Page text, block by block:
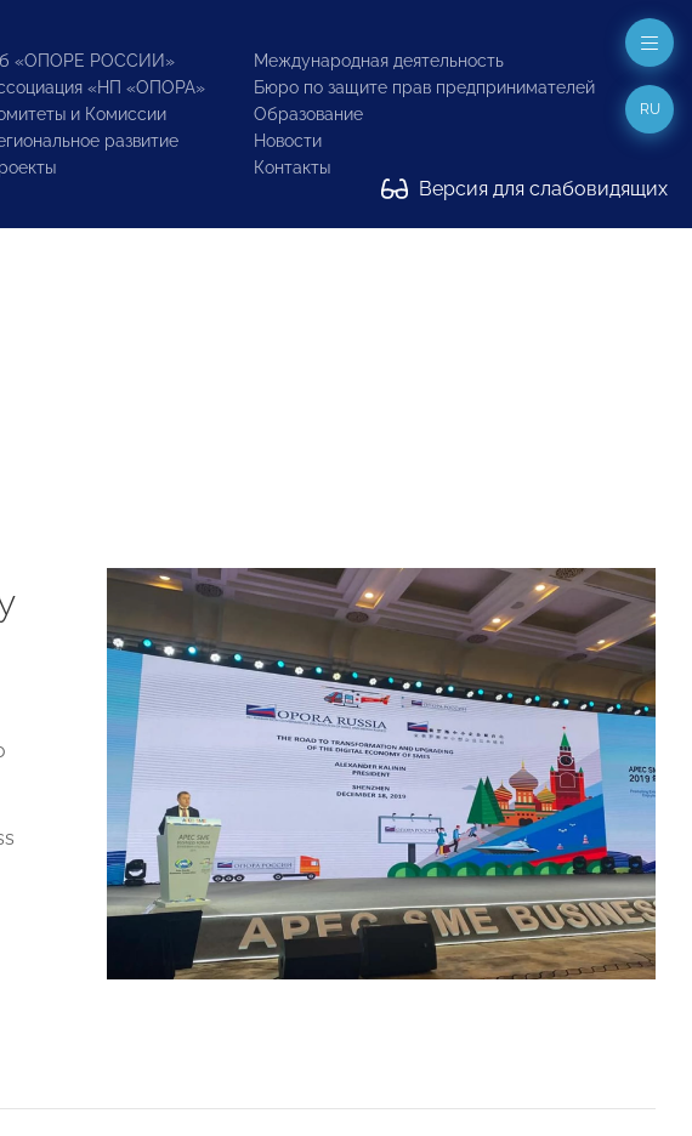
«ОПОРЕ РОССИИ»
«НП «ОПОРА»
и Комиссии
развитие
Международная деятельность
Бюро по защите прав предпринимателей
Образование
Новости
Контакты
Версия для слабовидящих
RU